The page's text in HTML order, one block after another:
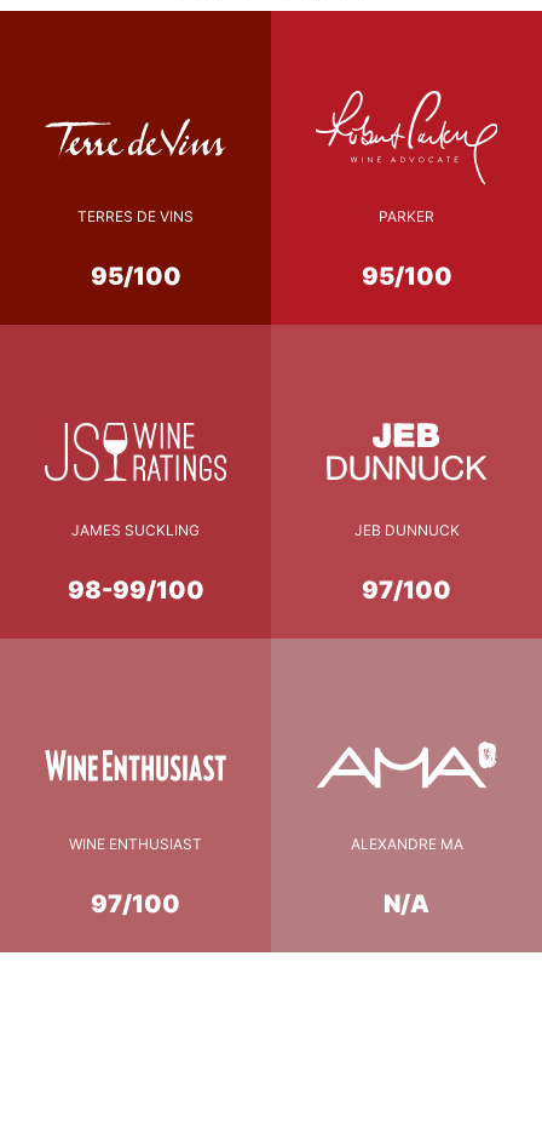
TERRES DE VINS
95/100
PARKER
95/100
JAMES SUCKLING
98-99/100
JEB DUNNUCK
97/100
WINE ENTHUSIAST
97/100
ALEXANDRE MA
N/A